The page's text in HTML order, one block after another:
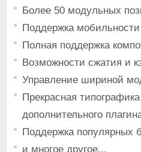
Более 50 модульных
Поддержка мобильности
Полная поддержка
Возможности сжатия и
Управление шириной
Прекрасная
дополнительного
Поддержка популярных
и многое другое...